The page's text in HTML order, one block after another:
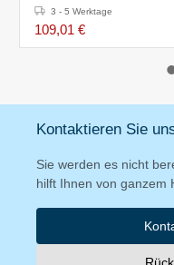
3 - 5 Werktage
109,01 €
Kontaktieren Sie
Sie werden es nicht
hilft Ihnen von ganzem